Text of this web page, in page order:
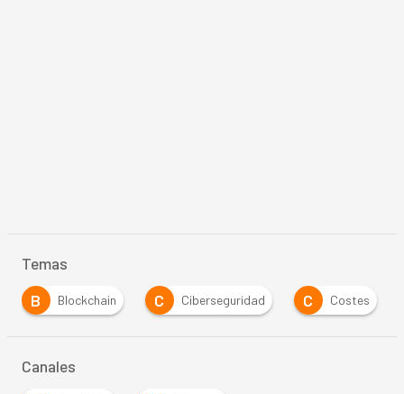
Temas
B
Blockchain C Ciberseguridad C Costes
Canales